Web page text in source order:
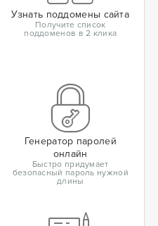
Узнать поддомены сайта
Получите список
поддоменов в 2 клика
Генератор паролей
онлайн
Быстро придумает
безопасный пароль нужной
длины